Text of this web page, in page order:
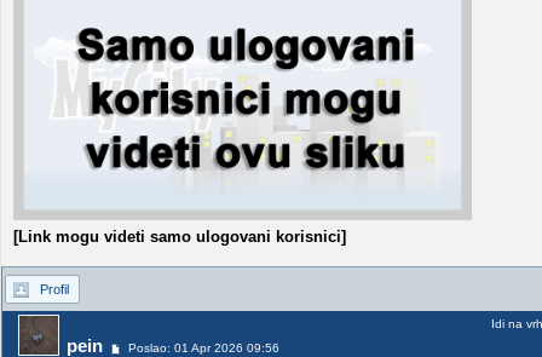
[Link mogu videti samo ulogovani korisnici]
Profil
pein Poslao: 01 Apr 2026 09:56
Idi na vrh